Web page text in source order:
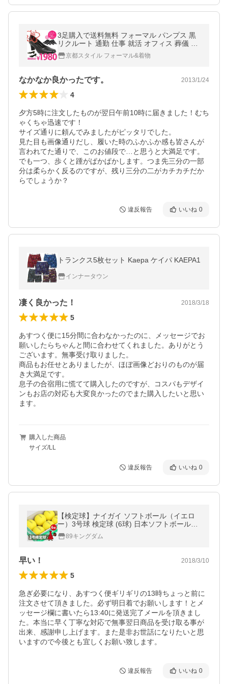
3足購入で送料無料 フォーマル パンプス 黒
リクルート 通勤 仕事 就活 オフィス 葬儀 痛
くない パンプス ブラックフォーマル 喪服 大
きいサイズ 3E 走れる 幅広
京都スタイル フォーマル&着物
なかなか良かったです。 2013/1/24
4
夕方5時に注文したものが翌日午前10時に届きました！むち
ゃくちゃ迅速です！
サイズ通りに頼んでみましたがピッタリでした。
見た目も画像通りだし、履いた時のふかふか感も皆さんが
言われてた通りで、このお値段で…と思うと大満足です。
でも一つ、歩くと踵がぱかぱかします。つま先三分の一部
分は柔らかく反るのですが、残り三分の二がカチカチだか
らでしょうか？
違反報告 いいね 0
トランクス5枚セット Kaepa ケイパ KAEPA1
インナータウン
凄く良かった！ 2018/3/18
5
あすつく便に15分間に合わなかったのに、メッセージでお
願いしたらちゃんと間に合わせてくれました。ありがとう
ございます。無事受け取りました。
商品もお任せとありましたが、ほぼ画像どおりのものが届
き大満足です。
息子の合宿用に慌てて購入したのですが、コスパもデザイ
ンもお店の対応も大変良かったのでまた購入したいと思い
ます。
購入した商品
サイズ/LL
違反報告 いいね 0
【検定球】ナイガイ ソフトボール（イエロ
ー）3号球 検定球 (6球) 日本ソフトボール協
会推奨球
89キングダム
早い！ 2018/3/10
5
急ぎ必要になり、あすつく便ギリギリの13時ちょっと前に
注文させて頂きました。必ず明日着でお願いします！とメ
ッセージ欄に書いたら13:40に発送完了メールを頂きまし
た。本当に早く丁寧な対応で無事翌日商品を受け取る事が
出来、感謝申し上げます。また是非お世話になりたいと思
いますので今後とも宜しくお願い致します。
違反報告 いいね 0